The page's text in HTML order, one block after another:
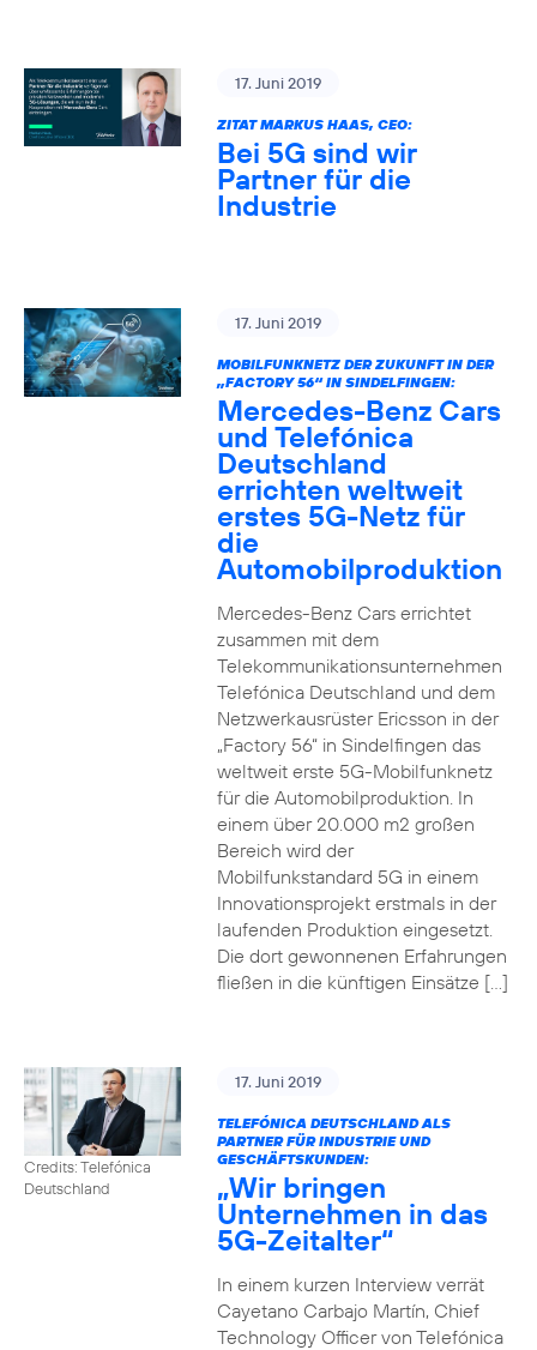
17. Juni 2019
ZITAT MARKUS HAAS, CEO:
Bei 5G sind wir
Partner für die
Industrie
17. Juni 2019
MOBILFUNKNETZ DER ZUKUNFT IN DER
„FACTORY 56“ IN SINDELFINGEN:
Mercedes-Benz Cars
und Telefónica
Deutschland
errichten weltweit
erstes 5G-Netz für
die
Automobilproduktion
Mercedes-Benz Cars errichtet
zusammen mit dem
Telekommunikationsunternehmen
Telefónica Deutschland und dem
Netzwerkausrüster Ericsson in der
„Factory 56“ in Sindelfingen das
weltweit erste 5G-Mobilfunknetz
für die Automobilproduktion. In
einem über 20.000 m2 großen
Bereich wird der
Mobilfunkstandard 5G in einem
Innovationsprojekt erstmals in der
laufenden Produktion eingesetzt.
Die dort gewonnenen Erfahrungen
fließen in die künftigen Einsätze […]
Credits: Telefónica
Deutschland
17. Juni 2019
TELEFÓNICA DEUTSCHLAND ALS
PARTNER FÜR INDUSTRIE UND
GESCHÄFTSKUNDEN:
„Wir bringen
Unternehmen in das
5G-Zeitalter“
In einem kurzen Interview verrät
Cayetano Carbajo Martín, Chief
Technology Officer von Telefónica